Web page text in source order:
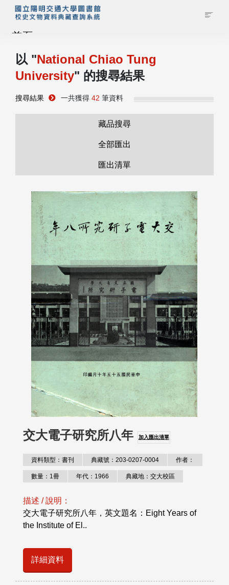
首頁
藏品查詢
校史館簡介
管理者登入
以 "National Chiao Tung
University" 的搜尋結果
搜尋結果 一共獲得 42 筆資料
藏品搜尋
全部匯出
匯出清單
交大電子研究所八年 加入匯出清單
資料類型：書刊 典藏號：203-0207-0004 作者：
數量：1冊 年代：1966 典藏地：交大校區
描述 / 說明：
交大電子研究所八年，英文題名：Eight Years of
the Institute of El..
詳細資料